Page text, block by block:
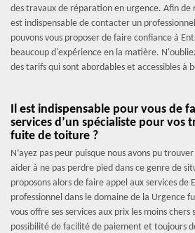
des travaux de réparation en urgence. Afin de
est indispensable de contacter un
pouvons vous proposer de faire confiance à
beaucoup d'expérience en la matière.
des tarifs qui sont abordables et accessibles à
Il est indispensable pour vous de
services d’un spécialiste pour vos
fuite de toiture ?
N’ayez pas peur puisque nous avons pu
aider à ne pas perdre pied dans ce genre de
proposons alors de faire appel aux services de
professionnel dans le domaine de la Urgence
vous offre ses services aux prix les moins chers
possibilité de facilité de paiement et toujours